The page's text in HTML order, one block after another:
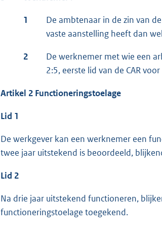
1
De ambtenaar in de zin van
vaste aanstelling heeft dan
2
De werknemer met wie een
2:5, eerste lid van de CAR
Artikel 2 Functioneringstoelage
Lid 1
De werkgever kan een werknemer een
twee jaar uitstekend is beoordeeld,
Lid 2
Na drie jaar uitstekend functioneren,
functioneringstoelage toegekend.